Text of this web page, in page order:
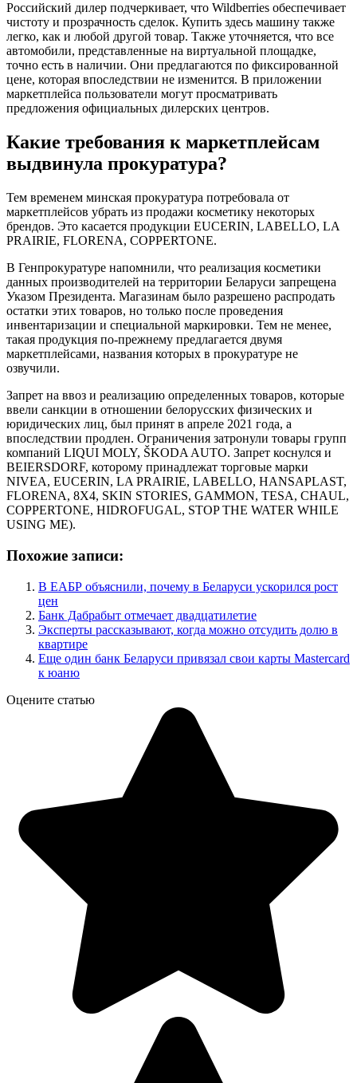
Российский дилер подчеркивает, что Wildberries обеспечивает
чистоту и прозрачность сделок. Купить здесь машину также
легко, как и любой другой товар. Также уточняется, что все
автомобили, представленные на виртуальной площадке,
точно есть в наличии. Они предлагаются по фиксированной
цене, которая впоследствии не изменится. В приложении
маркетплейса пользователи могут просматривать
предложения официальных дилерских центров.
Какие требования к маркетплейсам
выдвинула прокуратура?
Тем временем минская прокуратура потребовала от
маркетплейсов убрать из продажи косметику некоторых
брендов. Это касается продукции EUCERIN, LABELLO, LA
PRAIRIE, FLORENA, COPPERTONE.
В Генпрокуратуре напомнили, что реализация косметики
данных производителей на территории Беларуси запрещена
Указом Президента. Магазинам было разрешено распродать
остатки этих товаров, но только после проведения
инвентаризации и специальной маркировки. Тем не менее,
такая продукция по-прежнему предлагается двумя
маркетплейсами, названия которых в прокуратуре не
озвучили.
Запрет на ввоз и реализацию определенных товаров, которые
ввели санкции в отношении белорусских физических и
юридических лиц, был принят в апреле 2021 года, а
впоследствии продлен. Ограничения затронули товары групп
компаний LIQUI MOLY, ŠKODA AUTO. Запрет коснулся и
BEIERSDORF, которому принадлежат торговые марки
NIVEA, EUCERIN, LA PRAIRIE, LABELLO, HANSAPLAST,
FLORENA, 8X4, SKIN STORIES, GAMMON, TESA, CHAUL,
COPPERTONE, HIDROFUGAL, STOP THE WATER WHILE
USING ME).
Похожие записи:
В ЕАБР объяснили, почему в Беларуси ускорился рост
цен
Банк Дабрабыт отмечает двадцатилетие
Эксперты рассказывают, когда можно отсудить долю в
квартире
Еще один банк Беларуси привязал свои карты Mastercard
к юаню
Оцените статью